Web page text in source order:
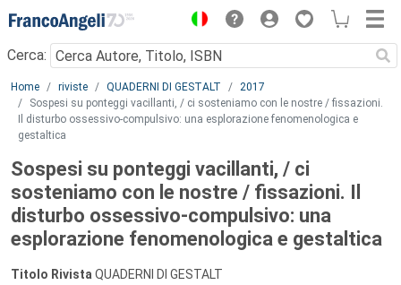
Menu
Cerca:
Main content
Home riviste QUADERNI DI GESTALT
2017
Sospesi su ponteggi vacillanti, / ci sosteniamo con le nostre / fissazioni.
Il disturbo ossessivo-compulsivo: una esplorazione fenomenologica e
gestaltica
Sospesi su ponteggi vacillanti, / ci
sosteniamo con le nostre / fissazioni. Il
disturbo ossessivo-compulsivo: una
esplorazione fenomenologica e gestaltica
Titolo Rivista QUADERNI DI GESTALT